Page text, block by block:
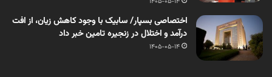
اختصاصی بسپار/ سابیک با وجود کاهش زیان، از افت
درآمد و اختلال در زنجیره تامین خبر داد
1405-05-14